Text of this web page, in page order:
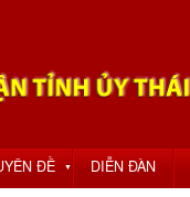
ĐỀ ▼ DIỄN ĐÀN